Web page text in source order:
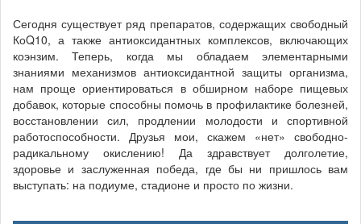
Сегодня существует ряд препаратов, содержащих свободный
КоQ10, а также антиоксидантных комплексов, включающих
коэнзим. Теперь, когда мы обладаем элементарными
знаниями механизмов антиоксидантной защиты организма,
нам проще ориентироваться в обширном наборе пищевых
добавок, которые способны помочь в профилактике болезней,
восстановлении сил, продлении молодости и спортивной
работоспособности. Друзья мои, скажем «нет» свободно-
радикальному окислению! Да здравствует долголетие,
здоровье и заслуженная победа, где бы ни пришлось вам
выступать: на подиуме, стадионе и просто по жизни.